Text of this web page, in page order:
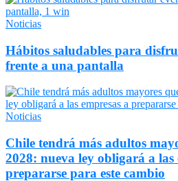
Noticias
Hábitos saludables para
frente a una pantalla
Noticias
Chile tendrá más adultos
2028: nueva ley obligará a las
prepararse para este cambio